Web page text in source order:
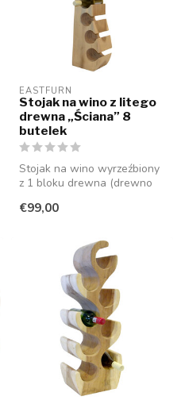
EASTFURN
Stojak na wino z litego
drewna „Ściana” 8
butelek
Stojak na wino wyrzeźbiony
z 1 bloku drewna (drewno
€99,00